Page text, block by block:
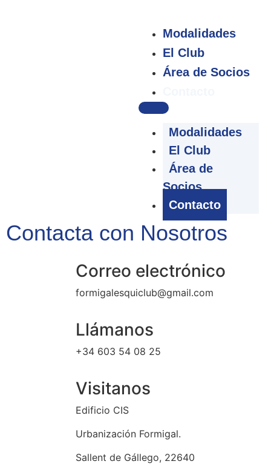
Modalidades
El Club
Área de Socios
Modalidades
El Club
Área de
Socios
Contacto
Contacta con Nosotros
Correo electrónico
formigalesquiclub@gmail.com
Llámanos
+34 603 54 08 25
Visitanos
Edificio CIS
Urbanización Formigal.
Sallent de Gállego, 22640